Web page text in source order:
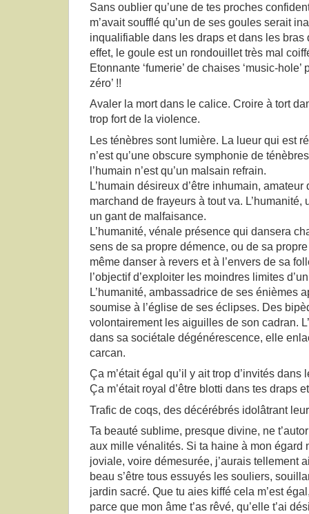
Sans oublier qu’une de tes proches
m’avait soufflé qu’un de ses goules serait
inqualifiable dans les draps et dans les bras
effet, le goule est un rondouillet très mal
Etonnante ‘fumerie’ de chaises ‘music-hole’
zéro’ !!
Avaler la mort dans le calice. Croire à tort
trop fort de la violence.
Les ténèbres sont lumière. La lueur qui est
n’est qu’une obscure symphonie de
l’humain n’est qu’un malsain refrain.
L’humain désireux d’être inhumain,
marchand de frayeurs à tout va.
un gant de malfaisance.
L’humanité, vénale présence qui dansera
sens de sa propre démence, ou de sa
même danser à revers et à l’envers de sa
l’objectif d’exploiter les moindres limites
L’humanité, ambassadrice de ses énièmes
soumise à l’église de ses éclipses. Des
volontairement les aiguilles de son cadran.
dans sa sociétale dégénérescence, elle
carcan.
Ça m’était égal qu’il y ait trop d’invités
Ça m’était royal d’être blotti dans tes draps
Trafic de coqs, des décérébrés idolâtrant
Ta beauté sublime, presque divine, ne
aux mille vénalités. Si ta haine à mon égard
joviale, voire démesurée, j’aurais tellement
beau s’être tous essuyés les souliers,
jardin sacré. Que tu aies kiffé cela m’est
parce que mon âme t’as rêvé, qu’elle t’ai